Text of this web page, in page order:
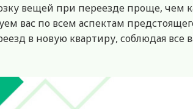
вещей при переезде проще,
вас по всем аспектам
в новую квартиру, соблюдая все